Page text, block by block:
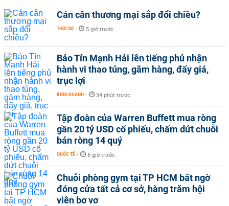
Cán cân thương mại sắp đổi chiều?
THỜI SỰ - 5 giờ trước
Bảo Tín Mạnh Hải lên tiếng phủ nhận
hành vi thao túng, găm hàng, đẩy giá,
trục lợi
KINH DOANH - 34 phút trước
Tập đoàn của Warren Buffett mua ròng
gần 20 tỷ USD cổ phiếu, chấm dứt chuỗi
bán ròng 14 quý
QUỐC TẾ - 6 giờ trước
Chuỗi phòng gym tại TP HCM bất ngờ
đóng cửa tất cả cơ sở, hàng trăm hội
viên bơ vơ